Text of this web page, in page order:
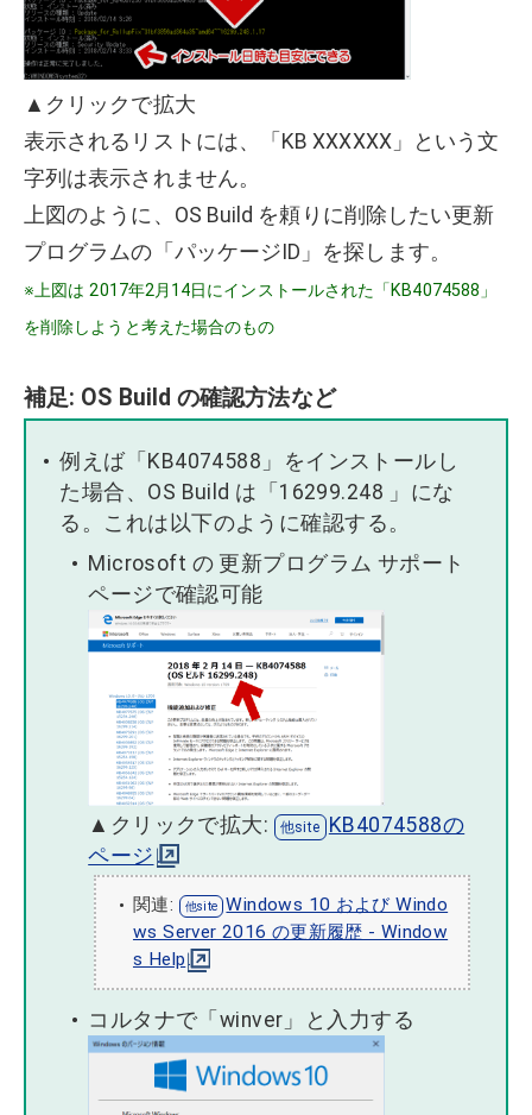
▲クリックで拡大
表示されるリストには、「KB XXXXXX」という文
字列は表示されません。
上図のように、OS Build を頼りに削除したい更新
プログラムの「パッケージID」を探します。
※上図は 2017年2月14日にインストールされた「KB4074588」
を削除しようと考えた場合のもの
補足: OS Build の確認方法など
例えば「KB4074588」をインストールし
た場合、OS Build は「16299.248 」にな
る。これは以下のように確認する。
Microsoft の 更新プログラム サポート
ページで確認可能
▲クリックで拡大:
KB4074588の
ページ
関連:
Windows 10 および Windo
ws Server 2016 の更新履歴 - Window
s Help
コルタナで「winver」と入力する